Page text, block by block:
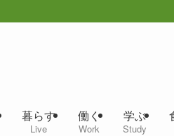
暮らす
Live
働く
Work
学ぶ
Study